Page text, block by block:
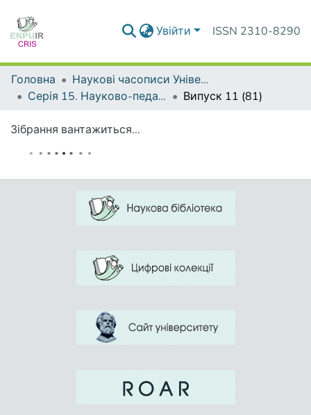
Увійти ISSN 2310-8290
Головна
Наукові часописи Університету
Серія 15. Науково-педагогічні проблеми фізичної культури (фізична культура і спорт)
Випуск 11 (81)
Зібрання вантажиться...